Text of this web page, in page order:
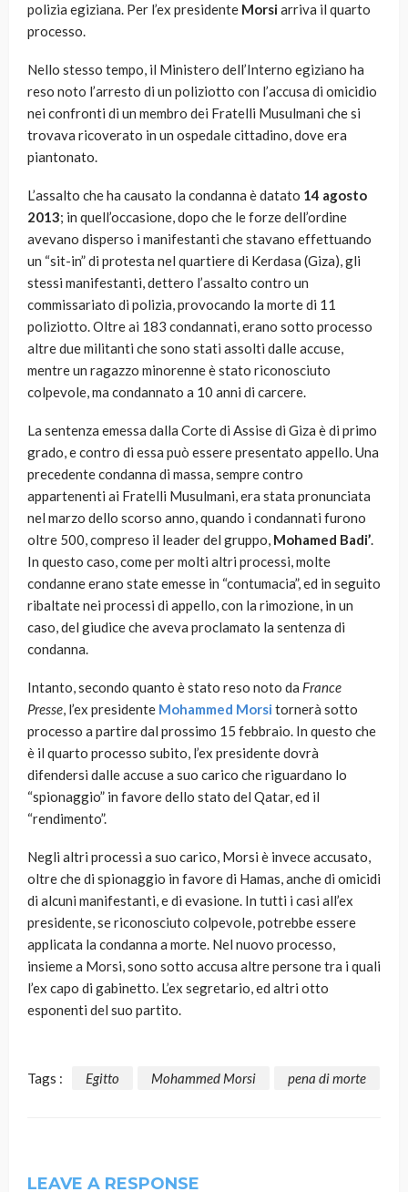
polizia egiziana. Per l’ex presidente Morsiarriva il quarto
processo.
Nello stesso tempo, il Ministero dell’Interno egiziano ha
reso noto l’arresto di un poliziotto con l’accusa di omicidio
nei confronti di un membro dei Fratelli Musulmani che si
trovava ricoverato in un ospedale cittadino, dove era
piantonato.
L’assalto che ha causato la condanna è datato 14 agosto
2013; in quell’occasione, dopo che le forze dell’ordine
avevano disperso i manifestanti che stavano effettuando
un “sit-in” di protesta nel quartiere di Kerdasa (Giza), gli
stessi manifestanti, dettero l’assalto contro un
commissariato di polizia, provocando la morte di 11
poliziotto. Oltre ai 183 condannati, erano sotto processo
altre due militanti che sono stati assolti dalle accuse,
mentre un ragazzo minorenne è stato riconosciuto
colpevole, ma condannato a 10 anni di carcere.
La sentenza emessa dalla Corte di Assise di Giza è di primo
grado, e contro di essa può essere presentato appello. Una
precedente condanna di massa, sempre contro
appartenenti ai Fratelli Musulmani, era stata pronunciata
nel marzo dello scorso anno, quando i condannati furono
oltre 500, compreso il leader del gruppo, Mohamed Badi’.
In questo caso, come per molti altri processi, molte
condanne erano state emesse in “contumacia”, ed in seguito
ribaltate nei processi di appello, con la rimozione, in un
caso, del giudice che aveva proclamato la sentenza di
condanna.
Intanto, secondo quanto è stato reso noto da France
Presse, l’ex presidente Mohammed Morsi tornerà sotto
processo a partire dal prossimo 15 febbraio. In questo che
è il quarto processo subito, l’ex presidente dovrà
difendersi dalle accuse a suo carico che riguardano lo
“spionaggio” in favore dello stato del Qatar, ed il
“rendimento”.
Negli altri processi a suo carico, Morsi è invece accusato,
oltre che di spionaggio in favore di Hamas, anche di omicidi
di alcuni manifestanti, e di evasione. In tutti i casi all’ex
presidente, se riconosciuto colpevole, potrebbe essere
applicata la condanna a morte. Nel nuovo processo,
insieme a Morsi, sono sotto accusa altre persone tra i quali
l’ex capo di gabinetto. L’ex segretario, ed altri otto
esponenti del suo partito.
Tags : Egitto Mohammed Morsi pena di morte
LEAVE A RESPONSE